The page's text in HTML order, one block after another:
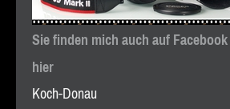
Sie finden mich auch auf Facebook
hier
Koch-Donau